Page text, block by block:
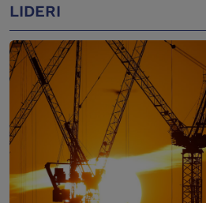
LIDERI